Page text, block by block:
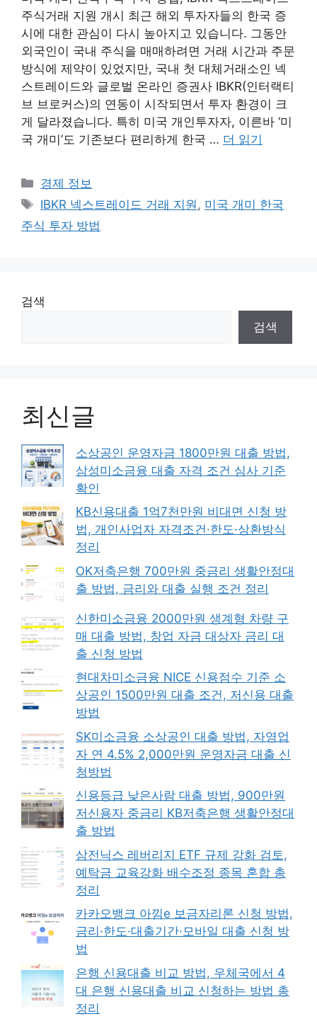
주식거래 지원 개시 최근 해외 투자자들의 한국 증
시에 대한 관심이 다시 높아지고 있습니다. 그동안
외국인이 국내 주식을 매매하려면 거래 시간과 주문
방식에 제약이 있었지만, 국내 첫 대체거래소인 넥
스트레이드와 글로벌 온라인 증권사 IBKR(인터랙티
브 브로커스)의 연동이 시작되면서 투자 환경이 크
게 달라졌습니다. 특히 미국 개인투자자, 이른바 ‘미
국 개미’도 기존보다 편리하게 한국 … 더 읽기
카
테
리
경제 정보
태
그
IBKR 넥스트레이드 거래 지원 , 미국 개미 한국
주식 투자 방법
검색
검색
최신글
소상공인 운영자금 1800만원 대출 방법,
삼성미소금융 대출 자격 조건 심사 기준
확인
KB신용대출 1억7천만원 비대면 신청 방
법, 개인사업자 자격조건·한도·상환방식
정리
OK저축은행 700만원 중금리 생활안정대
출 방법, 금리와 대출 실행 조건 정리
신한미소금융 2000만원 생계형 차량 구
매 대출 방법, 창업 자금 대상자 금리 대
출 신청 방법
현대차미소금융 NICE 신용점수 기준 소
상공인 1500만원 대출 조건, 저신용 대출
방법
SK미소금융 소상공인 대출 방법, 자영업
자 연 4.5% 2,000만원 운영자금 대출 신
청방법
신용등급 낮은사람 대출 방법, 900만원
저신용자 중금리 KB저축은행 생활안정대
출 방법
삼전닉스 레버리지 ETF 규제 강화 검토,
예탁금 교육강화 배수조정 종목 혼합 총
정리
카카오뱅크 아낌e 보금자리론 신청 방법,
금리·한도·대출기간·모바일 대출 신청 방
법
은행 신용대출 비교 방법, 우체국에서 4
대 은행 신용대출 비교 신청하는 방법 총
정리